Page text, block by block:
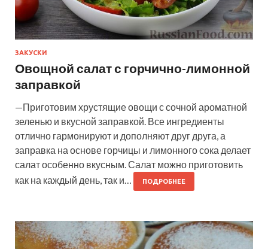
ЗАКУСКИ
Овощной салат с горчично-лимонной
заправкой
—Приготовим хрустящие овощи с сочной ароматной
зеленью и вкусной заправкой. Все ингредиенты
отлично гармонируют и дополняют друг друга, а
заправка на основе горчицы и лимонного сока делает
салат особенно вкусным. Салат можно приготовить
как на каждый день, так и…
ПОДРОБНЕЕ